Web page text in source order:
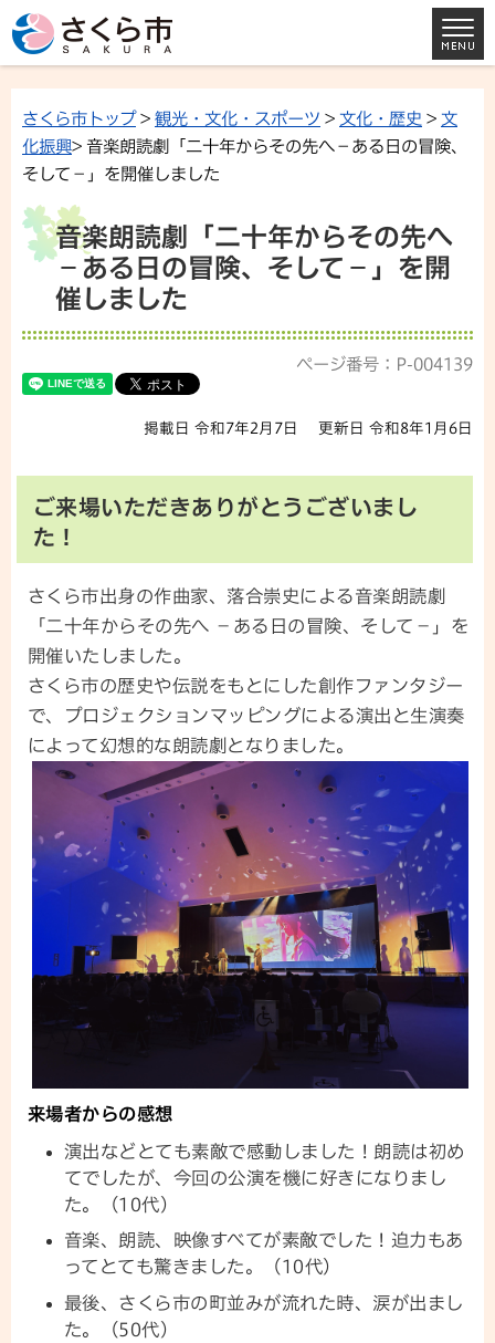
さくら市トップ> 観光・文化・スポーツ > 文化・歴史 > 文
化振興> 音楽朗読劇「二十年からその先へ－ある日の冒険、
そして－」を開催しました
音楽朗読劇「二十年からその先へ
－ある日の冒険、そして－」を開
催しました
ページ番号：P-004139
掲載日 令和7年2月7日 更新日 令和8年1月6日
ご来場いただきありがとうございまし
た！
さくら市出身の作曲家、落合崇史による音楽朗読劇
「二十年からその先へ －ある日の冒険、そして－」を
開催いたしました。
さくら市の歴史や伝説をもとにした創作ファンタジー
で、プロジェクションマッピングによる演出と生演奏
によって幻想的な朗読劇となりました。
来場者からの感想
演出などとても素敵で感動しました！朗読は初め
てでしたが、今回の公演を機に好きになりまし
た。（10代）
音楽、朗読、映像すべてが素敵でした！迫力もあ
ってとても驚きました。（10代）
最後、さくら市の町並みが流れた時、涙が出まし
た。（50代）